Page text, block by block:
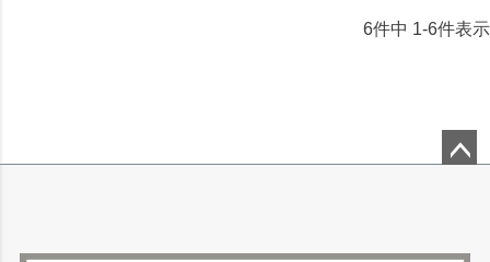
6件中 1-6件表示